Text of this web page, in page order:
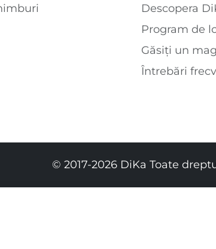
Descopera
Program de
Găsiți un
Întrebări
© 2017-2026 DiKa Toate